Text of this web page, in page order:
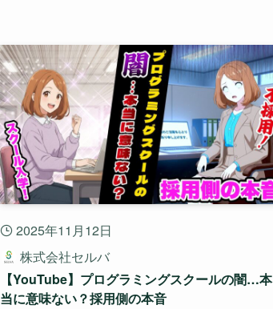
2025年11月12日
株式会社セルバ
【YouTube】プログラミングスクールの闇…本
当に意味ない？採用側の本音